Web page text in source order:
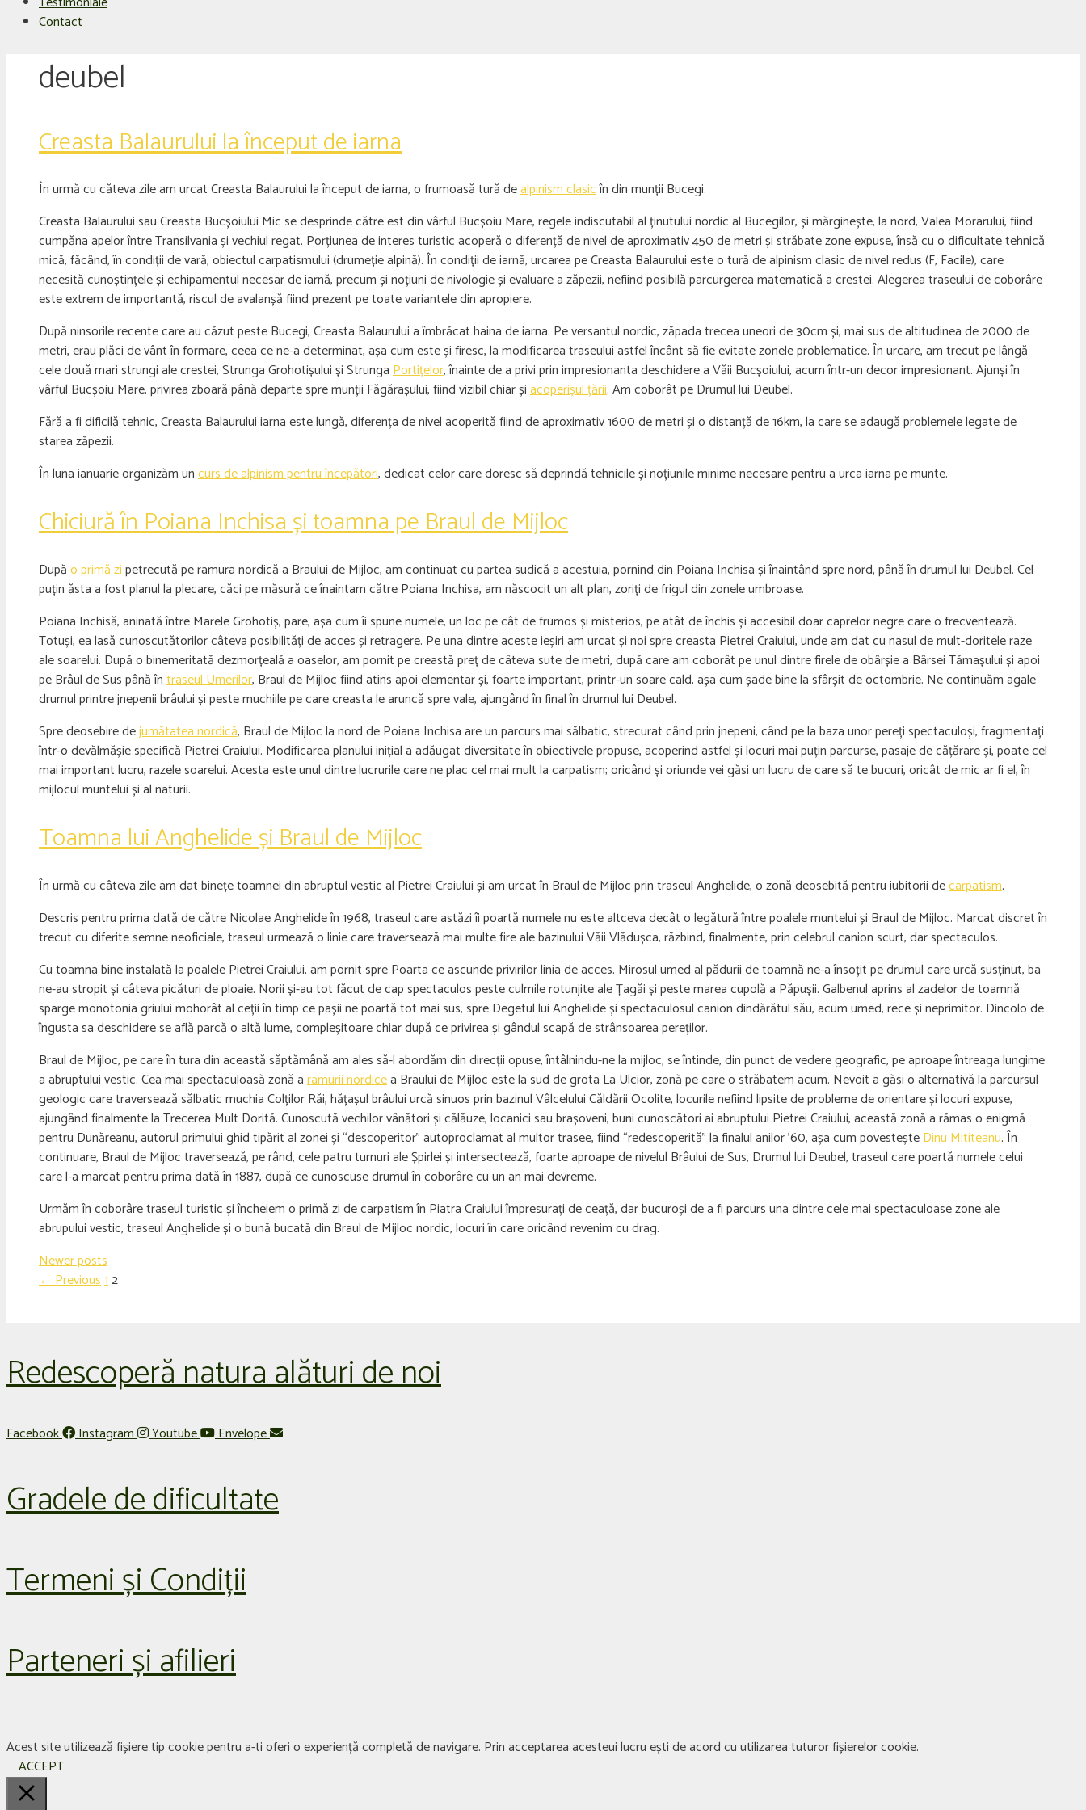
Contact
deubel
Creasta Balaurului la început de iarna
În urmă cu căteva zile am urcat Creasta Balaurului la început de iarna, o frumoasă tură dealpinism clasicîn din munții Bucegi.
Creasta Balaurului sau Creasta Bucșoiului Mic se desprinde către est din vârful Bucșoiu Mare, regele indiscutabil al ținutului nordic al Bucegilor, și mărginește, la nord, Valea Morarului, fiind
cumpăna apelor între Transilvania și vechiul regat. Porțiunea de interes turistic acoperă o diferență de nivel de aproximativ 450 de metri și străbate zone expuse, însă cu o dificultate tehnică
mică, făcând, în condiții de vară, obiectul carpatismului (drumeție alpină). În condiții de iarnă, urcarea pe Creasta Balaurului este o tură de alpinism clasic de nivel redus (F, Facile), care
necesită cunoștințele și echipamentul necesar de iarnă, precum și noțiuni de nivologie și evaluare a zăpezii, nefiind posibilă parcurgerea matematică a crestei. Alegerea traseului de coborâre
este extrem de importantă, riscul de avalanșă fiind prezent pe toate variantele din apropiere.
După ninsorile recente care au căzut peste Bucegi, Creasta Balaurului a îmbrăcat haina de iarna. Pe versantul nordic, zăpada trecea uneori de 30cm și, mai sus de altitudinea de 2000 de
metri, erau plăci de vânt în formare, ceea ce ne-a determinat, așa cum este și firesc, la modificarea traseului astfel încânt să fie evitate zonele problematice. În urcare, am trecut pe lângă
cele două mari strungi ale crestei, Strunga Grohotișului și StrungaPortițelor, înainte de a privi prin impresionanta deschidere a Văii Bucșoiului, acum într-un decor impresionant. Ajunși în
vârful Bucșoiu Mare, privirea zboară până departe spre munții Făgărașului, fiind vizibil chiar șiacoperișul țării. Am coborât pe Drumul lui Deubel.
Fără a fi dificilă tehnic, Creasta Balaurului iarna este lungă, diferența de nivel acoperită fiind de aproximativ 1600 de metri și o distanță de 16km, la care se adaugă problemele legate de
starea zăpezii.
În luna ianuarie organizăm uncurs de alpinism pentru începători, dedicat celor care doresc să deprindă tehnicile și noțiunile minime necesare pentru a urca iarna pe munte.
Chiciură în Poiana Inchisa și toamna pe Braul de Mijloc
Dupăo primă zipetrecută pe ramura nordică a Braului de Mijloc, am continuat cu partea sudică a acestuia, pornind din Poiana Inchisa și înaintând spre nord, până în drumul lui Deubel. Cel
puțin ăsta a fost planul la plecare, căci pe măsură ce înaintam către Poiana Inchisa, am născocit un alt plan, zoriți de frigul din zonele umbroase.
Poiana Inchisă, aninată între Marele Grohotiș, pare, așa cum îi spune numele, un loc pe cât de frumos și misterios, pe atât de închis și accesibil doar caprelor negre care o frecventează.
Totuși, ea lasă cunoscutătorilor câteva posibilități de acces și retragere. Pe una dintre aceste ieșiri am urcat și noi spre creasta Pietrei Craiului, unde am dat cu nasul de mult-doritele raze
ale soarelui. După o binemeritată dezmorțeală a oaselor, am pornit pe creastă preț de câteva sute de metri, după care am coborât pe unul dintre firele de obârșie a Bârsei Tămașului și apoi
pe Brâul de Sus până întraseul Umerilor, Braul de Mijloc fiind atins apoi elementar și, foarte important, printr-un soare cald, așa cum șade bine la sfârșit de octombrie. Ne continuăm agale
drumul printre jnepenii brâului și peste muchiile pe care creasta le aruncă spre vale, ajungând în final în drumul lui Deubel.
Spre deosebire dejumătatea nordică, Braul de Mijloc la nord de Poiana Inchisa are un parcurs mai sălbatic, strecurat când prin jnepeni, când pe la baza unor pereți spectaculoși, fragmentați
într-o devălmășie specifică Pietrei Craiului. Modificarea planului inițial a adăugat diversitate în obiectivele propuse, acoperind astfel și locuri mai puțin parcurse, pasaje de cățărare și, poate cel
mai important lucru, razele soarelui. Acesta este unul dintre lucrurile care ne plac cel mai mult la carpatism; oricând și oriunde vei găsi un lucru de care să te bucuri, oricât de mic ar fi el, în
mijlocul muntelui și al naturii.
Toamna lui Anghelide și Braul de Mijloc
În urmă cu câteva zile am dat binețe toamnei din abruptul vestic al Pietrei Craiului și am urcat în Braul de Mijloc prin traseul Anghelide, o zonă deosebită pentru iubitorii decarpatism.
Descris pentru prima dată de către Nicolae Anghelide în 1968, traseul care astăzi îi poartă numele nu este altceva decât o legătură între poalele muntelui și Braul de Mijloc. Marcat discret în
trecut cu diferite semne neoficiale, traseul urmează o linie care traversează mai multe fire ale bazinului Văii Vlădușca, răzbind, finalmente, prin celebrul canion scurt, dar spectaculos.
Cu toamna bine instalată la poalele Pietrei Craiului, am pornit spre Poarta ce ascunde privirilor linia de acces. Mirosul umed al pădurii de toamnă ne-a însoțit pe drumul care urcă susținut, ba
ne-au stropit și câteva picături de ploaie. Norii și-au tot făcut de cap spectaculos peste culmile rotunjite ale Țagăi și peste marea cupolă a Păpușii. Galbenul aprins al zadelor de toamnă
sparge monotonia griului mohorât al ceții în timp ce pașii ne poartă tot mai sus, spre Degetul lui Anghelide și spectaculosul canion dindărătul său, acum umed, rece și neprimitor. Dincolo de
îngusta sa deschidere se află parcă o altă lume, compleșitoare chiar după ce privirea și gândul scapă de strânsoarea pereților.
Braul de Mijloc, pe care în tura din această săptămână am ales să-l abordăm din direcții opuse, întâlnindu-ne la mijloc, se întinde, din punct de vedere geografic, pe aproape întreaga lungime
a abruptului vestic. Cea mai spectaculoasă zonă aramurii nordicea Braului de Mijloc este la sud de grota La Ulcior, zonă pe care o străbatem acum. Nevoit a găsi o alternativă la parcursul
geologic care traversează sălbatic muchia Colților Răi, hățașul brâului urcă sinuos prin bazinul Vâlcelului Căldării Ocolite, locurile nefiind lipsite de probleme de orientare și locuri expuse,
ajungând finalmente la Trecerea Mult Dorită. Cunoscută vechilor vânători și călăuze, locanici sau brașoveni, buni cunoscători ai abruptului Pietrei Craiului, această zonă a rămas o enigmă
pentru Dunăreanu, autorul primului ghid tipărit al zonei și “descoperitor” autoproclamat al multor trasee, fiind “redescoperită” la finalul anilor ’60, așa cum povesteșteDinu Mititeanu. În
continuare, Braul de Mijloc traversează, pe rând, cele patru turnuri ale Șpirlei și intersectează, foarte aproape de nivelul Brâului de Sus, Drumul lui Deubel, traseul care poartă numele celui
care l-a marcat pentru prima dată în 1887, după ce cunoscuse drumul în coborâre cu un an mai devreme.
Urmăm în coborâre traseul turistic și încheiem o primă zi de carpatism în Piatra Craiului împresurați de ceață, dar bucuroși de a fi parcurs una dintre cele mai spectaculoase zone ale
abrupului vestic, traseul Anghelide și o bună bucată din Braul de Mijloc nordic, locuri în care oricând revenim cu drag.
Newer posts
←PreviousPage
1Page
2
Redescoperă natura alături de noi
Facebook Instagram Youtube Envelope
Gradele de dificultate
Termeni și Condiții
Parteneri și afilieri
Acest site utilizează fișiere tip cookie pentru a-ti oferi o experiență completă de navigare. Prin acceptarea acesteui lucru ești de acord cu utilizarea tuturor fișierelor cookie.
ACCEPT